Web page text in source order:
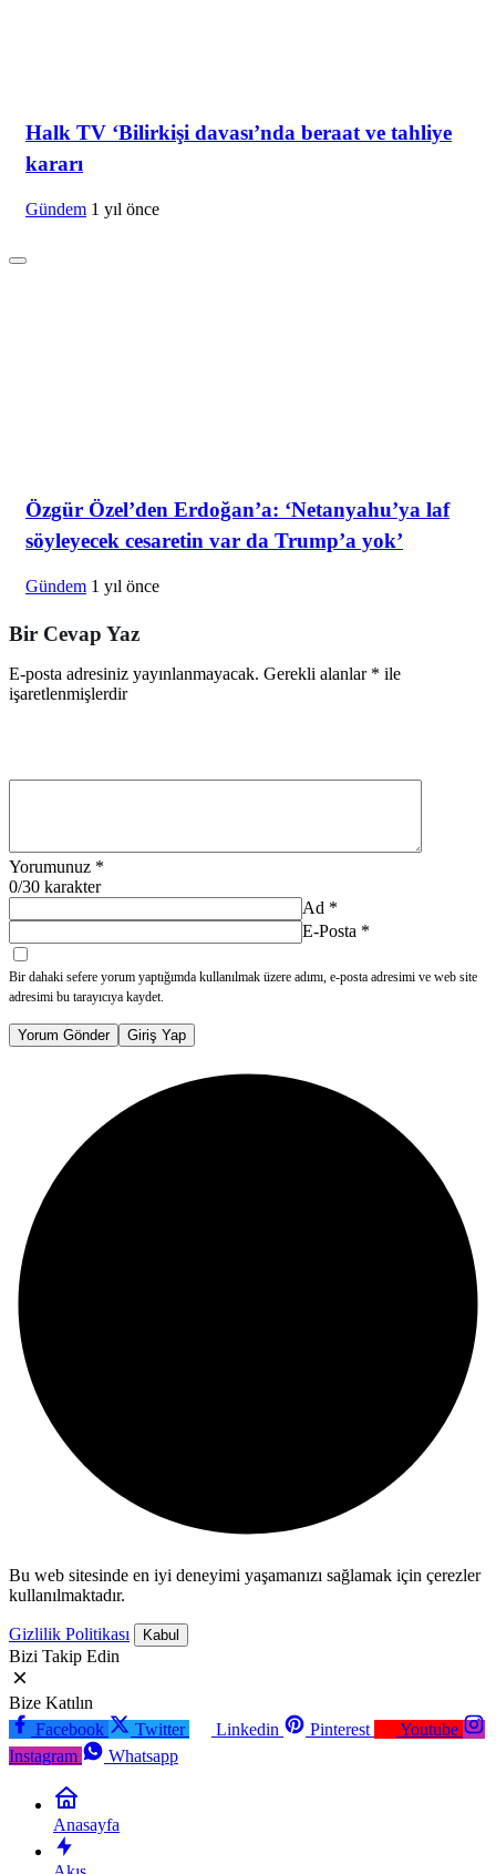
Halk TV ‘Bilirkişi davası’nda beraat ve tahliye
kararı
Gündem 1 yıl önce
Özgür Özel’den Erdoğan’a: ‘Netanyahu’ya laf
söyleyecek cesaretin var da Trump’a yok’
Gündem 1 yıl önce
Bir Cevap Yaz
E-posta adresiniz yayınlanmayacak. Gerekli alanlar * ile
işaretlenmişlerdir
Yorumunuz *
0/30 karakter
Ad *
E-Posta *
Bir dahaki sefere yorum yaptığımda kullanılmak üzere adımı, e-posta adresimi ve web site
adresimi bu tarayıcıya kaydet.
Yorum Gönder Giriş Yap
Bu web sitesinde en iyi deneyimi yaşamanızı sağlamak için çerezler
kullanılmaktadır.
Gizlilik Politikası Kabul
Bizi Takip Edin
Bize Katılın
Facebook
Twitter Linkedin Pinterest
Youtube
Instagram
Whatsapp
Anasayfa